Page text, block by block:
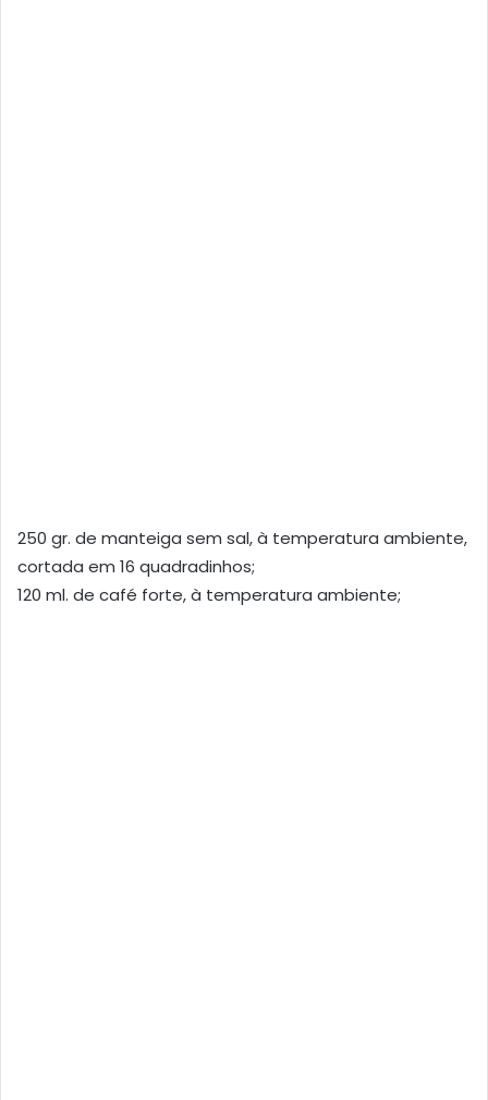
250 gr. de manteiga sem sal, à temperatura ambiente,
cortada em 16 quadradinhos;
120 ml. de café forte, à temperatura ambiente;